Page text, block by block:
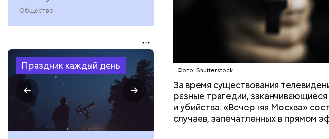
Общество
Праздник каждый день Фото: Shutterstock
За время существования
разные трагедии,
и убийства. «Вечерняя Москва»
случаев, запечатленных в прямом
Фото: соцсети скриншот